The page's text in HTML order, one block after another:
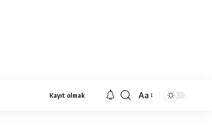
Kayıt olmak
Yazı
Aa